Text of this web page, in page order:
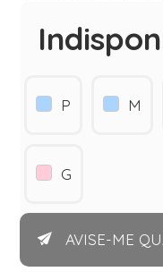
P M
G
AVISE-ME